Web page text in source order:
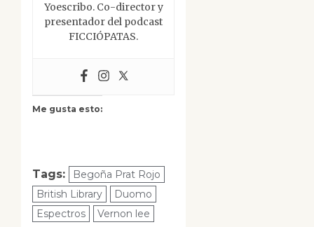
Yoescribo. Co-director y
presentador del podcast
FICCIÓPATAS.
Me gusta esto:
Tags:
Begoña Prat Rojo
British Library
Duomo
Espectros
Vernon lee